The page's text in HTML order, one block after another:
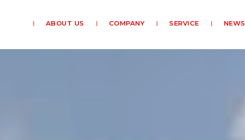
ABOUT US COMPANY SERVICE NEWS